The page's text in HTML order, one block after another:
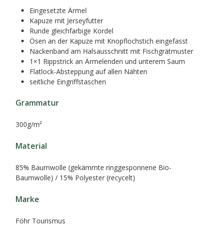
Eingesetzte Ärmel
Kapuze mit Jerseyfutter
Runde gleichfarbige Kordel
Ösen an der Kapuze mit Knopflochstich eingefasst
Nackenband am Halsausschnitt mit Fischgrätmuster
1×1 Rippstrick an Ärmelenden und unterem Saum
Flatlock-Absteppung auf allen Nähten
seitliche Eingriffstaschen
Grammatur
300g/m²
Material
85% Baumwolle (gekämmte ringgesponnene Bio-
Baumwolle) / 15% Polyester (recycelt)
Marke
Föhr Tourismus